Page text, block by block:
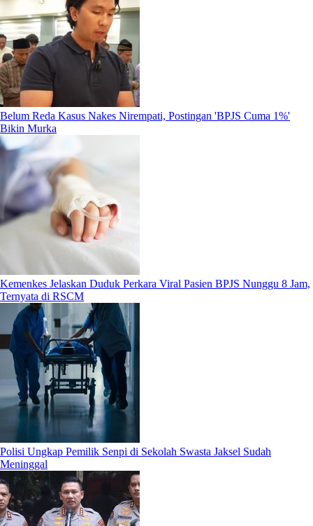
Belum Reda Kasus Nakes Nirempati, Postingan 'BPJS Cuma 1%'
Bikin Murka
Kemenkes Jelaskan Duduk Perkara Viral Pasien BPJS Nunggu 8 Jam,
Ternyata di RSCM
Polisi Ungkap Pemilik Senpi di Sekolah Swasta Jaksel Sudah
Meninggal